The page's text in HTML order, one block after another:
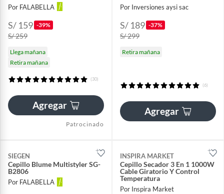
Por FALABELLA
S/ 159 -39%
S/ 259
Llega mañana
Retira mañana
(30)
Agregar
Patrocinado
Por Inversiones aysi sac
S/ 189 -37%
S/ 299
Retira mañana
(6)
Agregar
SIEGEN
Cepillo Blume Multistyler SG-
B2806
Por FALABELLA
INSPIRA MARKET
Cepillo Secador 3 En 1 1000W
Cable Giratorio Y Control
Temperatura
Por Inspira Market